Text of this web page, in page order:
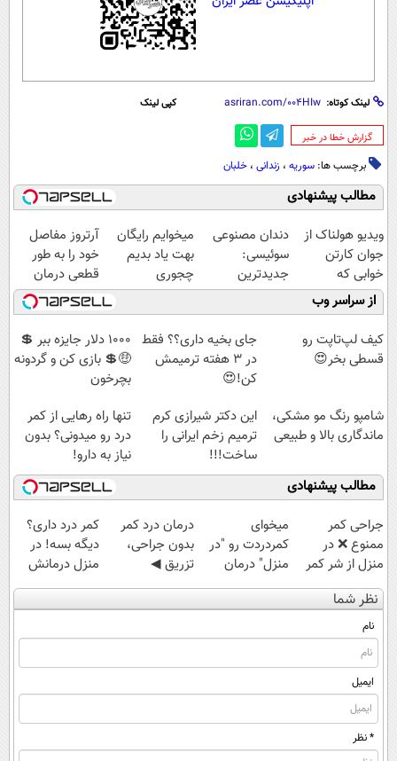
لینک کوتاه: کپی لینک
‌گزارش خطا در خبر
برچسب ها: سوریه ، زندانی ، خلبان
مطالب پیشنهادی
ویدیو هولناک از
جوان کارتن
خوابی که
میلیاردر شد.
آموزش رایگان
دندان مصنوعی
سوئیسی:
جدیدترین
فناوری اروپا،
سبک و مقاوم |
پرداخت قسطی
میخوایم رایگان
بهت یاد بدیم
چجوری
پولدارشی! باور
نداری امتحانش
مجانیه
آرتروز مفاصل
خود را به طور
قطعی درمان
کنید!
◗پرسش‌نامه◖
از سراسر وب
کیف لپ‌تاپت رو
قسطی بخر😍
جای بخیه داری؟؟ فقط
در 3 هفته ترمیمش
کن!😍
1000 دلار جایزه ببر 💲
🤑💲 بازی کن و گردونه
بچرخون
شامپو رنگ مو مشکی،
ماندگاری بالا و طبیعی
این دکتر شیرازی کرم
ترمیم زخم ایرانی را
ساخت!!!
تنها راه رهایی از کمر
درد رو میدونی؟ بدون
نیاز به دارو!
(◂پرسش‌نامه)
مطالب پیشنهادی
جراحی کمر
ممنوع ❌ در
منزل از شر کمر
درد خلاص
شوید◂پرسش‌نامه
میخوای
کمردردت رو "در
منزل" درمان
کنی؟ (◂فیلم +
درمان درد کمر
بدون جراحی،
تزریق ◀
پرسش‌نامه رو پر
کمر درد داری؟
دیگه بسه! در
منزل درمانش
کن
نظر شما
نام
ایمیل
* نظر